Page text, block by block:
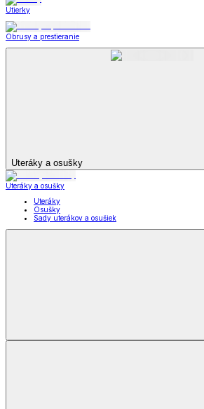
Utierky
Obrusy a prestieranie
Uteráky a osušky
Uteráky a osušky
Uteráky
Osušky
Sady uterákov a osušiek